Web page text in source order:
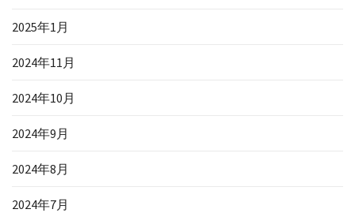
2025年1月
2024年11月
2024年10月
2024年9月
2024年8月
2024年7月